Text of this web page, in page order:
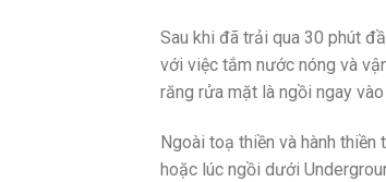
Sau khi đã trải qua 30 phút
với việc tắm nước nóng và
răng rửa mặt là ngồi ngay
Ngoài toạ thiền và hành
hoặc lúc ngồi dưới